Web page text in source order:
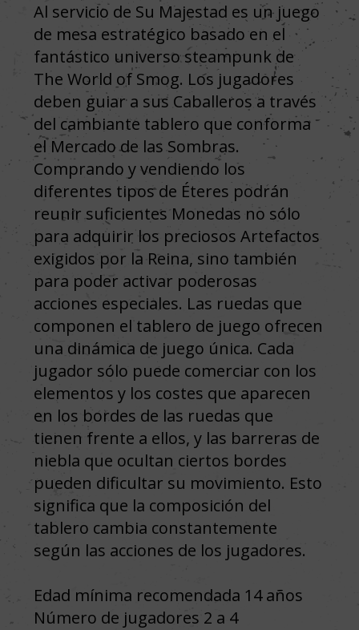
Al servicio de Su Majestad es un juego
de mesa estratégico basado en el
fantástico universo steampunk de
The World of Smog. Los jugadores
deben guiar a sus Caballeros a través
del cambiante tablero que conforma
el Mercado de las Sombras.
Comprando y vendiendo los
diferentes tipos de Éteres podrán
reunir suficientes Monedas no sólo
para adquirir los preciosos Artefactos
exigidos por la Reina, sino también
para poder activar poderosas
acciones especiales. Las ruedas que
componen el tablero de juego ofrecen
una dinámica de juego única. Cada
jugador sólo puede comerciar con los
elementos y los costes que aparecen
en los bordes de las ruedas que
tienen frente a ellos, y las barreras de
niebla que ocultan ciertos bordes
pueden dificultar su movimiento. Esto
significa que la composición del
tablero cambia constantemente
según las acciones de los jugadores.
Edad mínima recomendada 14 años
Número de jugadores 2 a 4